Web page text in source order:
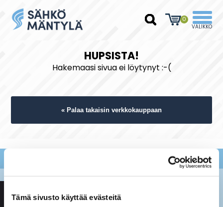
Tämä sivusto käyttää evästeitä
0
HUPSISTA!
Hakemaasi sivua ei löytynyt :-(
« Palaa takaisin verkkokauppaan